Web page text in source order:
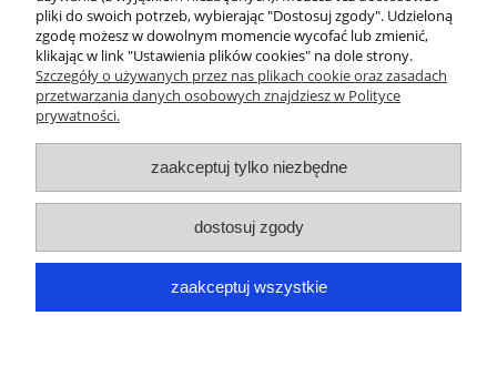
O nas
Obsługa klienta
Pomoc
pliki do swoich potrzeb, wybierając "Dostosuj zgody". Udzieloną
zgodę możesz w dowolnym momencie wycofać lub zmienić,
klikając w link "Ustawienia plików cookies" na dole strony.
Szczegóły o używanych przez nas plikach cookie oraz zasadach
przetwarzania danych osobowych znajdziesz w Polityce
prywatności.
zaakceptuj tylko niezbędne
dostosuj zgody
zaakceptuj wszystkie